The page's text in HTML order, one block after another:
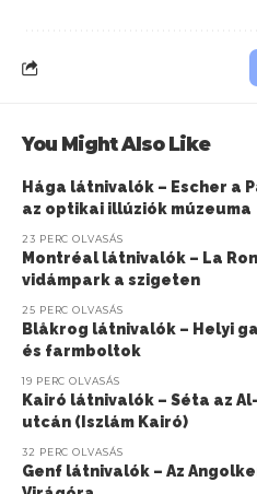
You Might Also Like
Hága látnivalók – Escher a
az optikai illúziók múzeuma
23 PERC OLVASÁS
Montréal látnivalók – La
vidámpark a szigeten
25 PERC OLVASÁS
Blåkrog látnivalók – Helyi
és farmboltok
19 PERC OLVASÁS
Kairó látnivalók – Séta az
utcán (Iszlám Kairó)
32 PERC OLVASÁS
Genf látnivalók – Az